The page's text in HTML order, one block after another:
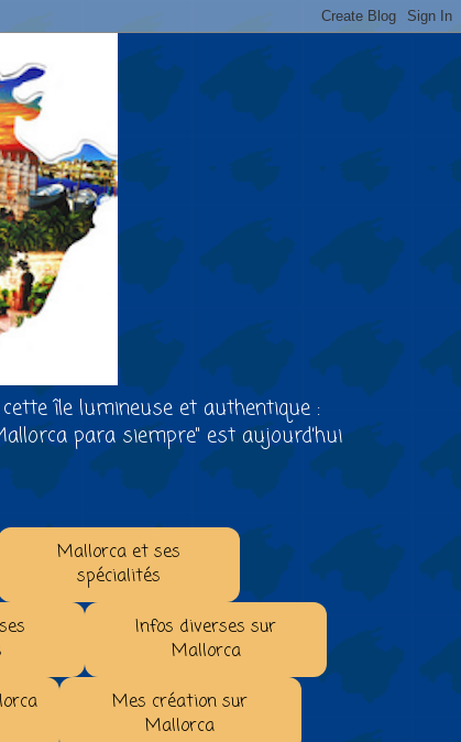
île lumineuse et authentique :
para siempre" est aujourd’hui
Mallorca et ses
spécialités
Infos diverses sur
Mallorca
Mes création sur
Mallorca